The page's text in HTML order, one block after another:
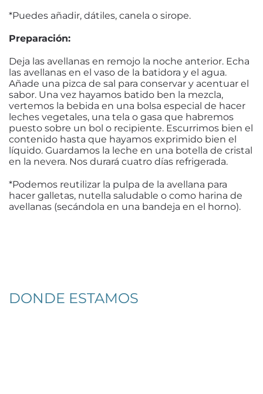
*Puedes añadir, dátiles, canela o sirope.
Preparación:
Deja las avellanas en remojo la noche anterior. Echa
las avellanas en el vaso de la batidora y el agua.
Añade una pizca de sal para conservar y acentuar el
sabor. Una vez hayamos batido ben la mezcla,
vertemos la bebida en una bolsa especial de hacer
leches vegetales, una tela o gasa que habremos
puesto sobre un bol o recipiente. Escurrimos bien el
contenido hasta que hayamos exprimido bien el
líquido. Guardamos la leche en una botella de cristal
en la nevera. Nos durará cuatro días refrigerada.
*Podemos reutilizar la pulpa de la avellana para
hacer galletas, nutella saludable o como harina de
avellanas (secándola en una bandeja en el horno).
DONDE ESTAMOS